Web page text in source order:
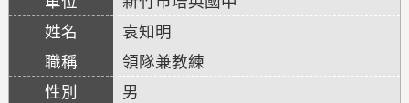
袁知明
領隊兼教練
男